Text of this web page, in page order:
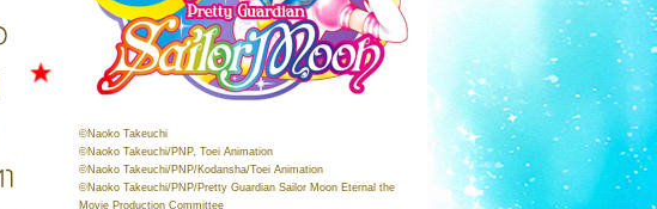
©Naoko Takeuchi
©Naoko Takeuchi/PNP, Toei Animation
©Naoko Takeuchi/PNP/Kodansha/Toei Animation
©Naoko Takeuchi/PNP/Pretty Guardian Sailor Moon Eternal the
Movie Production Committee